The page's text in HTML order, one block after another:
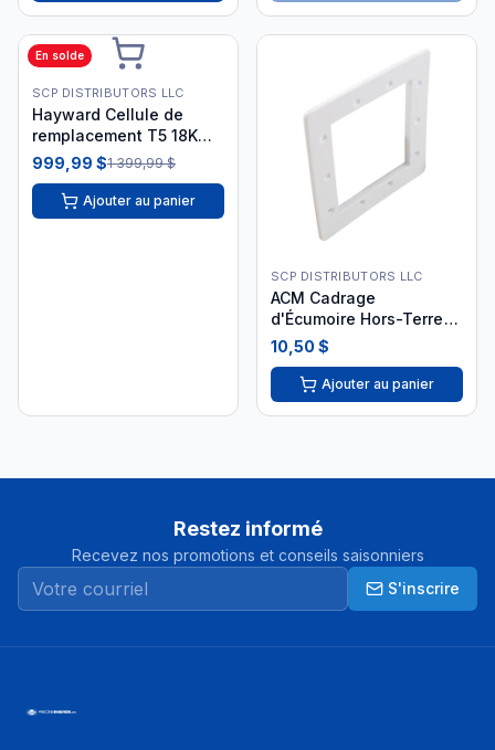
En solde
SCP DISTRIBUTORS LLC
Hayward Cellule de
remplacement T5 18K
gallons GLX-CELL-5
999,99 $1 399,99 $
Ajouter au panier
SCP DISTRIBUTORS LLC
ACM Cadrage
d'Écumoire Hors-Terre
Carré Face Plate
10,50 $
Ajouter au panier
Restez informé
Recevez nos promotions et conseils saisonniers
S'inscrire